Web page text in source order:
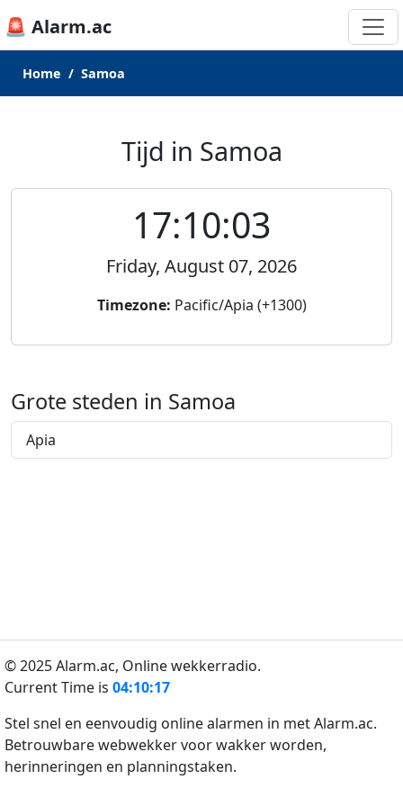
🚨 Alarm.ac
Home Samoa
Tijd in Samoa
17:10:03
Friday, August 07, 2026
Timezone: Pacific/Apia (+1300)
Grote steden in Samoa
Apia
© 2025 Alarm.ac, Online wekkerradio.
Current Time is 04:10:17
Stel snel en eenvoudig online alarmen in met Alarm.ac.
Betrouwbare webwekker voor wakker worden,
herinneringen en planningstaken.